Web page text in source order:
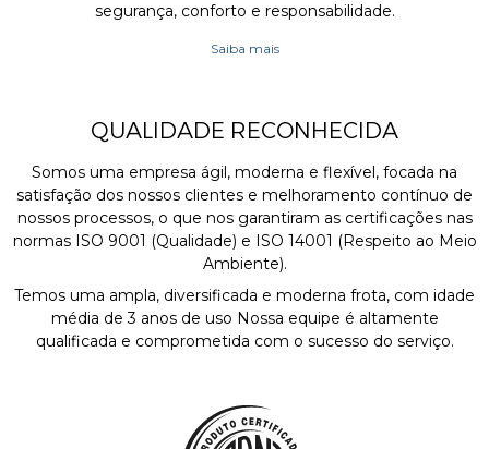
segurança, conforto e responsabilidade.
Saiba mais
QUALIDADE RECONHECIDA
Somos uma empresa ágil, moderna e flexível, focada na
satisfação dos nossos clientes e melhoramento contínuo de
nossos processos, o que nos garantiram as certificações nas
normas ISO 9001 (Qualidade) e ISO 14001 (Respeito ao Meio
Ambiente).
Temos uma ampla, diversificada e moderna frota, com idade
média de 3 anos de uso Nossa equipe é altamente
qualificada e comprometida com o sucesso do serviço.